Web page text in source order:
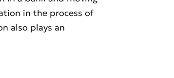
in the process of
also plays an